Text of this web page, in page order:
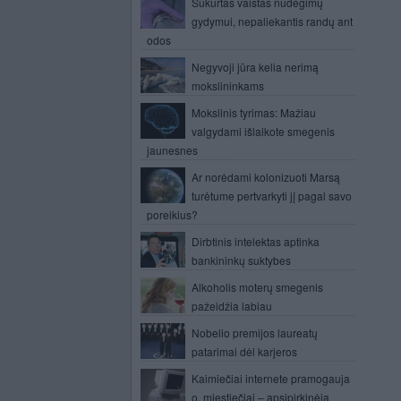
gydymui, nepaliekantis randų ant
odos
Negyvoji jūra kelia nerimą
mokslininkams
Mokslinis tyrimas: Mažiau
valgydami išlaikote smegenis
jaunesnes
Ar norėdami kolonizuoti Marsą
turėtume pertvarkyti jį pagal savo
poreikius?
Dirbtinis intelektas aptinka
bankininkų suktybes
Alkoholis moterų smegenis
pažeidžia labiau
Nobelio premijos laureatų
patarimai dėl karjeros
Kaimiečiai internete pramogauja
o, miestiečiai – apsipirkinėja